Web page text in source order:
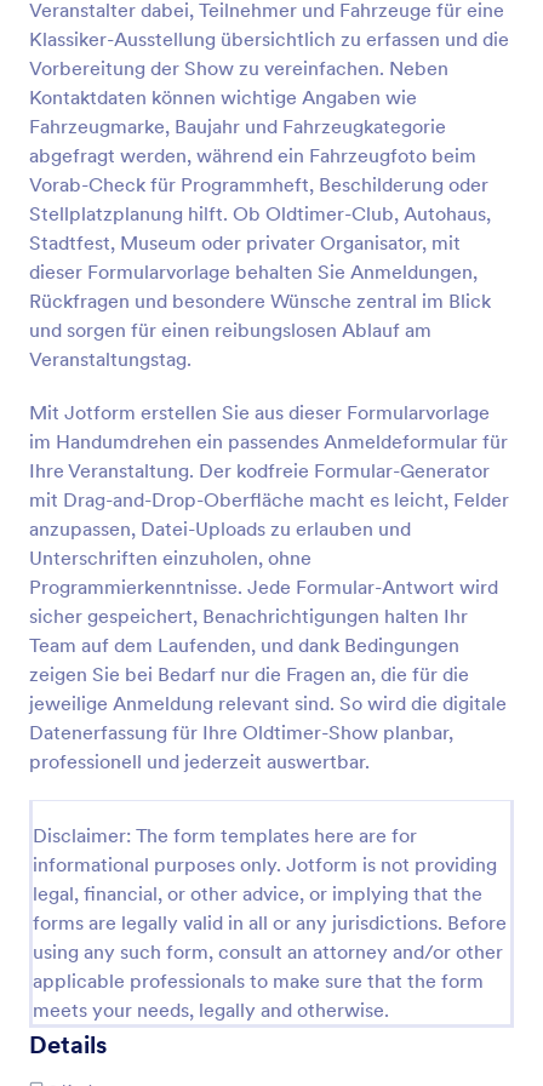
Veranstalter dabei, Teilnehmer und Fahrzeuge für eine
Klassiker-Ausstellung übersichtlich zu erfassen und die
Vorbereitung der Show zu vereinfachen. Neben
Kontaktdaten können wichtige Angaben wie
Fahrzeugmarke, Baujahr und Fahrzeugkategorie
abgefragt werden, während ein Fahrzeugfoto beim
Vorab-Check für Programmheft, Beschilderung oder
Stellplatzplanung hilft. Ob Oldtimer-Club, Autohaus,
Stadtfest, Museum oder privater Organisator, mit
dieser Formularvorlage behalten Sie Anmeldungen,
Rückfragen und besondere Wünsche zentral im Blick
und sorgen für einen reibungslosen Ablauf am
Veranstaltungstag.
Mit Jotform erstellen Sie aus dieser Formularvorlage
im Handumdrehen ein passendes Anmeldeformular für
Ihre Veranstaltung. Der kodfreie Formular-Generator
mit Drag-and-Drop-Oberfläche macht es leicht, Felder
anzupassen, Datei-Uploads zu erlauben und
Unterschriften einzuholen, ohne
Programmierkenntnisse. Jede Formular-Antwort wird
sicher gespeichert, Benachrichtigungen halten Ihr
Team auf dem Laufenden, und dank Bedingungen
zeigen Sie bei Bedarf nur die Fragen an, die für die
jeweilige Anmeldung relevant sind. So wird die digitale
Datenerfassung für Ihre Oldtimer-Show planbar,
professionell und jederzeit auswertbar.
Disclaimer: The form templates here are for
informational purposes only. Jotform is not providing
legal, financial, or other advice, or implying that the
forms are legally valid in all or any jurisdictions. Before
using any such form, consult an attorney and/or other
applicable professionals to make sure that the form
meets your needs, legally and otherwise.
Details
Kontaktdaten, die Anzahl der Teilnehmer, mit denen
er/sie kommen wird, und eine kurze Frage, wie
er/sie von dem Workshop erfahren hat. Diese
Vorlage enthält auch ein Zahlungsfeld für den Fall,
dass Sie eine Eintrittsgebühr für die Veranstaltung
erheben. So haben Sie eine gute Grundlage um aus
der allgemeinen Workshop-Anmeldung eine perfekt
auf Sie zugeschnittene zu erstellen. Bei Fragen zur
Anpassung hilft der Jotform Support kompetent
weiter.
Vorschau
Formular Für Eine Einladung Zu Virtuellem Event
Dieses Formular für eine Einladung zu virtuellem
Event ist ein typisches Anmeldeformular für einen
Veranstalter, der eine Möglichkeit braucht
Einzelpersonen oder Organisationen zu einem
kommenden virtuellen Event einzuladen. Ein
virtuelles Event ist wie eine herkömmliche
Veranstaltung, zu der die Teilnehmer tatsächlich an
einem Veranstaltungsort teilnehmen, nur dass dies
bei einem virtuellen Event alles online erfolgt und
geplant wird. Virtuelle Events erfordern dieselbe
effektive Planung, Werbung und Interaktion mit den
gewünschten Teilnehmern. Daher sollte auch Online
auf die gewünschte Zielgruppe zugegangen
werden. Ein Online-Formular wie dieses ist die beste
Art eine Einladung auszusprechen. Der Link kann
übe Social Media geteilt oder per E-Mail versandt
werden, um zur Teilnahme anzuregen und direkt ein
Go to Category:
Veranstaltungsanmeldeformulare
Vorlage verwenden
Vorschau